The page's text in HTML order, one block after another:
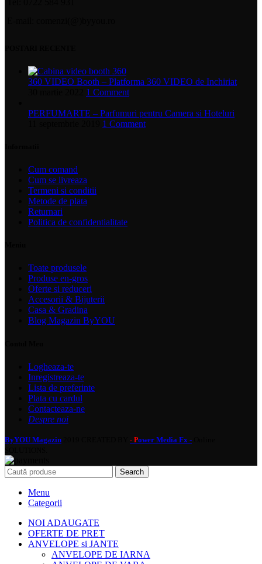
360 VIDEO Booth – Platforma 360 VIDEO de Inchiriat
1 Comment
PERFUMARTE – Parfumuri pentru Camera si Hoteluri
1 Comment
Cum comand
Cum se livreaza
Termeni si conditii
Metode de plata
Returnari
Politica de confidentialitate
Toate produsele
Produse en-gros
Oferte si reduceri
Accesorii & Bijuterii
Casa & Gradina
Blog Magazin ByYOU
Logheaza-te
Inregistreaza-te
Lista de preferinte
Plata cu cardul
Contacteaza-ne
Despre noi
ByYOU Magazin - Power Media Fx -
Search
Menu
Categorii
NOI ADAUGATE
OFERTE DE PRET
ANVELOPE si JANTE
ANVELOPE DE IARNA